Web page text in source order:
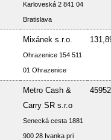
Karloveská 2 841 04
Bratislava
Mixánek s.r.o.
Ohrazenice 154 511
01 Ohrazenice
Metro Cash &
Carry SR s.r.o
Senecká cesta 1881
900 28 Ivanka pri